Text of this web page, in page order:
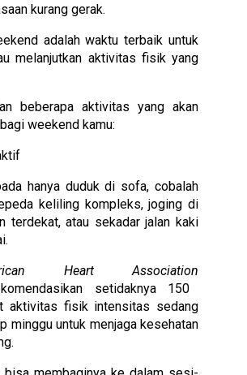
kurang gerak.
adalah waktu terbaik untuk
melanjutkan aktivitas fisik yang
beberapa aktivitas yang akan
weekend kamu:
hanya duduk di sofa, cobalah
keliling kompleks, joging di
terdekat, atau sekadar jalan kaki
Heart Association
setidaknya 150
aktivitas fisik intensitas sedang
minggu untuk menjaga kesehatan